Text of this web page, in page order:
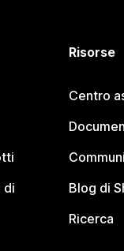
di
Risorse
Centro
Blog di
Ricerca